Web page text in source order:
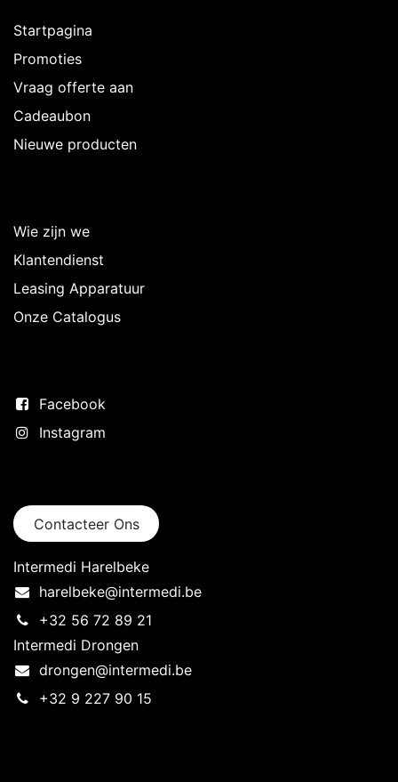
Startpagina
Promoties
Vraag offerte aan
Cadeaubon
Nieuwe producten
Wie zijn we
Klantendienst
Leasing Apparatuur
Onze Catalogus
Facebook
Instagram
Contacteer Ons
Intermedi Harelbeke
harelbeke@intermedi.be
+32 56 72 89 21
Intermedi Drongen
drongen@intermedi.be
+32 9 227 90 15